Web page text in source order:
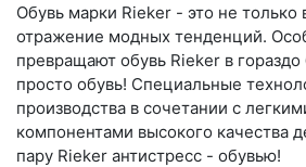
Обувь марки Rieker - это не только
отражение модных тенденций.
превращают обувь Rieker в
просто обувь! Специальные
производства в сочетании с
компонентами высокого качества
пару Rieker антистресс - обувью!